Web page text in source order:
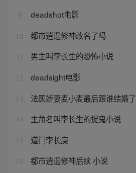
9 deadshot电影
10 都市逍遥修神改名了吗
男主叫李长生的恐怖小说
12 deadsight电影
13 法医娇妻麦小麦最后跟谁结婚了
14 主角名叫李长生的捉鬼小说
15 道门李长庚
16 都市逍遥修神后续 小说